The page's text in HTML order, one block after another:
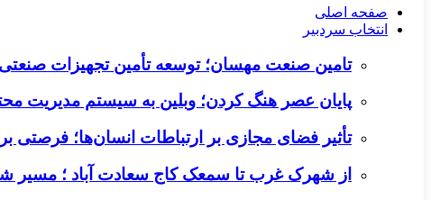
صفحه اصلی
انتخاب سردبیر
تامین صنعت مهسان؛ توسعه تأمین تجهیزات
پایان عصر هنگ کردن؛ وبلین به سیستم مدیریت
تأثیر فضای مجازی بر ارتباطات انسان‌ها؛ فرصتی
از شهرک غرب تا سمعک کاج سعادت آباد ؛ مسیر